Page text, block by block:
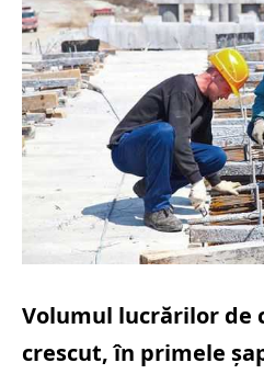
Volumul lucrărilor de
crescut, în primele